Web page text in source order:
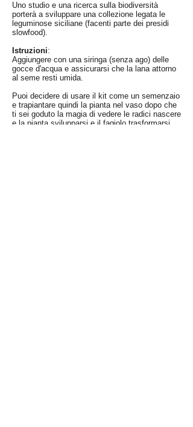
Uno studio e una ricerca sulla biodiversità
porterà a sviluppare una collezione legata le
leguminose siciliane (facenti parte dei presidi
slowfood).
Istruzioni:
Aggiungere con una siringa (senza ago) delle
gocce d'acqua e assicurarsi che la lana attorno
al seme resti umida.
Puoi decidere di usare il kit come un semenzaio
e trapiantare quindi la pianta nel vaso dopo che
ti sei goduto la magia di vedere le radici nascere
e la pianta svilupparsi e il fagiolo trasformarsi.